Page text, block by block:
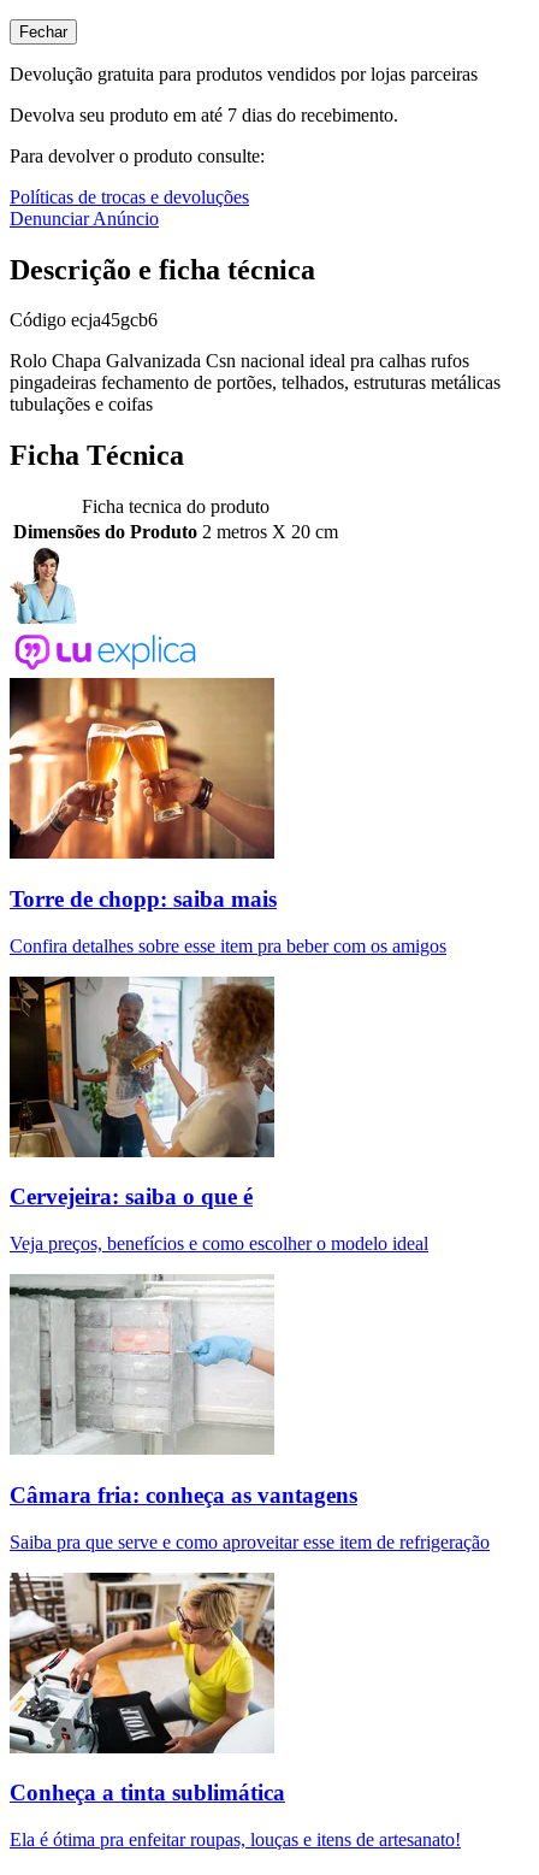
Fechar
Devolução gratuita para produtos vendidos por lojas parceiras
Devolva seu produto em até 7 dias do recebimento.
Para devolver o produto consulte:
Políticas de trocas e devoluções
Denunciar Anúncio
Descrição e ficha técnica
Código ecja45gcb6
Rolo Chapa Galvanizada Csn nacional ideal pra calhas rufos
pingadeiras fechamento de portões, telhados, estruturas metálicas
tubulações e coifas
Ficha Técnica
Ficha tecnica do produto
Dimensões do Produto 2 metros X 20 cm
Torre de chopp: saiba mais
Confira detalhes sobre esse item pra beber com os amigos
Cervejeira: saiba o que é
Veja preços, benefícios e como escolher o modelo ideal
Câmara fria: conheça as vantagens
Saiba pra que serve e como aproveitar esse item de refrigeração
Conheça a tinta sublimática
Ela é ótima pra enfeitar roupas, louças e itens de artesanato!